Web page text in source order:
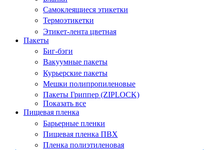
Самоклеящиеся этикетки
Термоэтикетки
Этикет-лента цветная
Пакеты
Биг-бэги
Вакуумные пакеты
Курьерские пакеты
Мешки полипропиленовые
Пакеты Гриппер (ZIPLOCK)
Показать все
Пищевая пленка
Барьерные пленки
Пищевая пленка ПВХ
Пленка полиэтиленовая